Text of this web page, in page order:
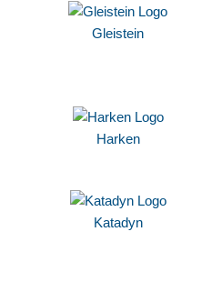
Gleistein
Harken
Katadyn